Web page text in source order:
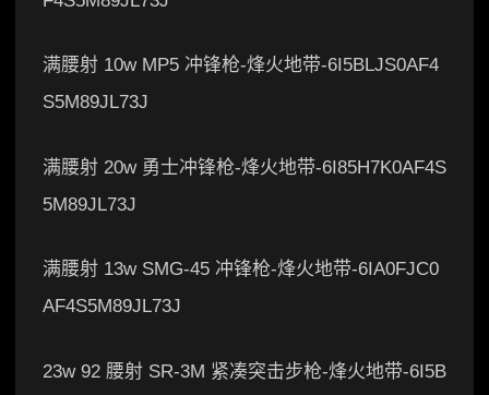
满腰射 10w MP5 冲锋枪-烽火地带-6I5BLJS0AF4
S5M89JL73J
满腰射 20w 勇士冲锋枪-烽火地带-6I85H7K0AF4S
5M89JL73J
满腰射 13w SMG-45 冲锋枪-烽火地带-6IA0FJC0
AF4S5M89JL73J
23w 92 腰射 SR-3M 紧凑突击步枪-烽火地带-6I5B